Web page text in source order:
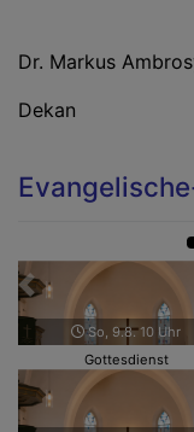
Dr. Markus
Dekan
So, 9.8. 10 Uhr
Gottesdienst
Zurück